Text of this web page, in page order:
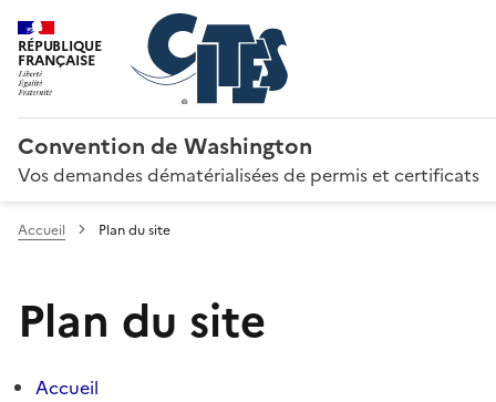
RÉPUBLIQUE
FRANÇAISE
Convention de Washington
Vos demandes dématérialisées de permis et certificats
Accueil Plan du site
Plan du site
Accueil